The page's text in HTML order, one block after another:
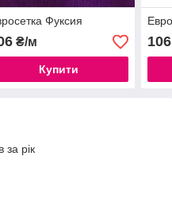
Фуксия
₴/м
Купити
106
за рік